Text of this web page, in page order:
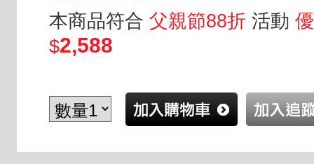
本商品符合 父親節88折 活動
$2,588